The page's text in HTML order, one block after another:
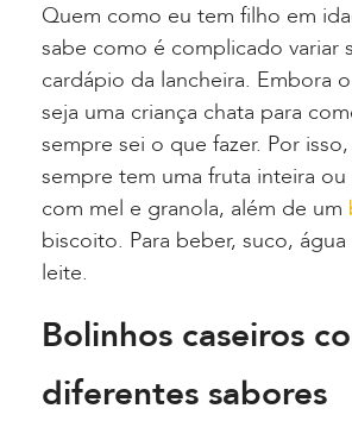
Quem como eu tem filho em
sabe como é complicado variar
cardápio da lancheira. Embora
seja uma criança chata para
sempre sei o que fazer. Por
sempre tem uma fruta inteira
com mel e granola, além de um
biscoito. Para beber, suco,
leite.
Bolinhos caseiros
diferentes sabores